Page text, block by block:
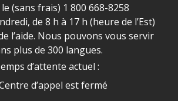
(sans frais) 1 800 668-8258
de 8 h à 17 h (heure de l’Est)
l’aide. Nous pouvons vous servir
plus de 300 langues.
d’attente actuel :
d’appel est fermé